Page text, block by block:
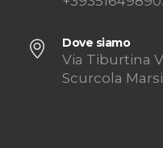
Dove siamo
Via Tiburtina
Scurcola